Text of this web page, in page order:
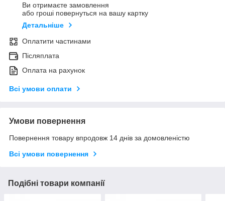
Ви отримаєте замовлення
або гроші повернуться на вашу картку
Детальніше
Оплатити частинами
Післяплата
Оплата на рахунок
Всі умови оплати
Умови повернення
Повернення товару впродовж 14 днів за домовленістю
Всі умови повернення
Подібні товари компанії